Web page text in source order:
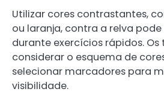
Utilizar cores contrastantes,
ou laranja, contra a relva
durante exercícios rápidos.
considerar o esquema de
selecionar marcadores para
visibilidade.